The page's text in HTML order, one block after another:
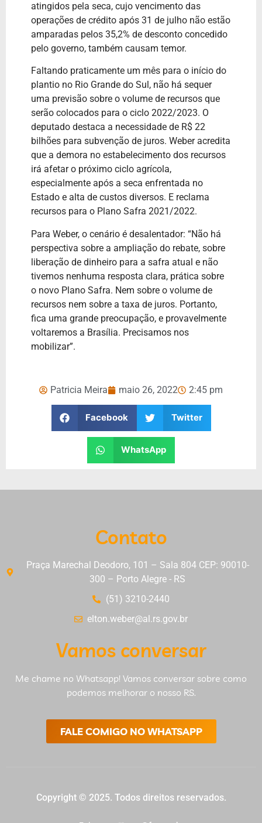
atingidos pela seca, cujo vencimento das
operações de crédito após 31 de julho não estão
amparadas pelos 35,2% de desconto concedido
pelo governo, também causam temor.
Faltando praticamente um mês para o início do
plantio no Rio Grande do Sul, não há sequer
uma previsão sobre o volume de recursos que
serão colocados para o ciclo 2022/2023. O
deputado destaca a necessidade de R$ 22
bilhões para subvenção de juros. Weber acredita
que a demora no estabelecimento dos recursos
irá afetar o próximo ciclo agrícola,
especialmente após a seca enfrentada no
Estado e alta de custos diversos. E reclama
recursos para o Plano Safra 2021/2022.
Para Weber, o cenário é desalentador: “Não há
perspectiva sobre a ampliação do rebate, sobre
liberação de dinheiro para a safra atual e não
tivemos nenhuma resposta clara, prática sobre
o novo Plano Safra. Nem sobre o volume de
recursos nem sobre a taxa de juros. Portanto,
fica uma grande preocupação, e provavelmente
voltaremos a Brasília. Precisamos nos
mobilizar”.
Patricia Meira maio 26, 2022 2:45 pm
Facebook Twitter
WhatsApp
Contato
Praça Marechal Deodoro, 101 – Sala 804 CEP: 90010-
300 – Porto Alegre - RS
(51) 3210-2440
elton.weber@al.rs.gov.br
Vamos conversar
Me chame no Whatsapp! Vamos conversar sobre como
podemos melhorar o nosso RS.
FALE COMIGO NO WHATSAPP
Copyright © 2025. Todos direitos reservados.